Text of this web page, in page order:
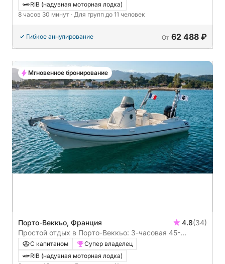
RIB (надувная моторная лодка)
8 часов 30 минут · Для групп до 11 человек
Гибкое аннулирование От 62 488 ₽
Порто-Веккьо, Франция 4.8(34)
Простой отдых в Порто-Веккьо: 3-часовая 45-
минутная поездка на моторной лодке.
С капитаном
Супер владелец
RIB (надувная моторная лодка)
Мгновенное бронирование